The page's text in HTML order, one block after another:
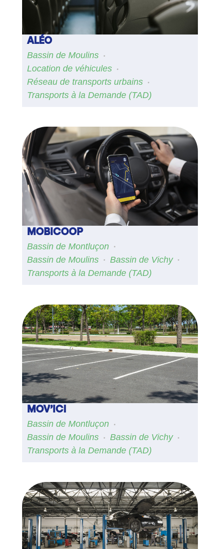
ALÉO
Bassin de Moulins
Location de véhicules
Réseau de transports urbains
Transports à la Demande (TAD)
MOBICOOP
Bassin de Montluçon
Bassin de Moulins
Bassin de Vichy
Transports à la Demande (TAD)
MOV’ICI
Bassin de Montluçon
Bassin de Moulins
Bassin de Vichy
Transports à la Demande (TAD)